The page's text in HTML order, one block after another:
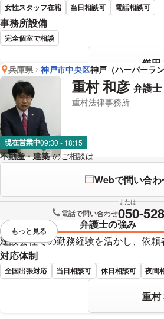
女性スタッフ在籍 当日相談可 電話相談可
事務所設備
完全個室で相談
鎌田
兵庫県 神戸市中央区神戸（ハーバーラ
重村 和彦 弁護士
重村法律事務所
現在営業中09:30 - 18:15
不動産・建築 のご相談は
Webで問い合わ
または
電話で問い合わせ050-
弁護士の強み
建設会社での勤務経験を活かし、依頼
対応体制
全国出張対応 当日相談可 休日相談可 夜間
重村
視覚的に省略されている要素を
もっと見る